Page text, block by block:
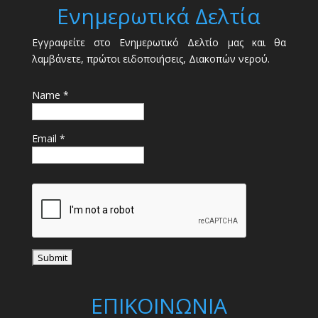
Ενημερωτικά Δελτία
Εγγραφείτε στο Ενημερωτικό Δελτίο μας και θα
λαμβάνετε, πρώτοι ειδοποιήσεις, Διακοπών νερού.
Name *
Email *
ΕΠΙΚΟΙΝΩΝΙΑ